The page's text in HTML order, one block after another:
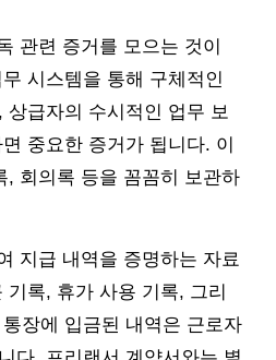
관련 증거를 모으는 것이
시스템을 통해 구체적인
상급자의 수시적인 업무 보
중요한 증거가 됩니다. 이
, 회의록 등을 꼼꼼히 보관하
지급 내역을 증명하는 자료
기록, 휴가 사용 기록, 그리
장에 입금된 내역은 근로자